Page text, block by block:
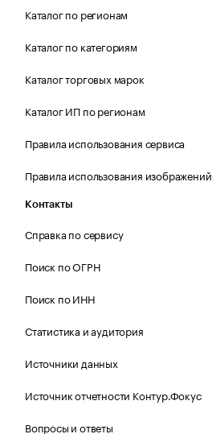
Каталог по регионам
Каталог по категориям
Каталог торговых марок
Каталог ИП по регионам
Правила использования сервиса
Правила использования изображений
Контакты
Справка по сервису
Поиск по ОГРН
Поиск по ИНН
Статистика и аудитория
Источники данных
Источник отчетности Контур.Фокус
Вопросы и ответы